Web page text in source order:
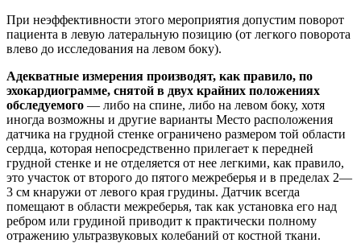
При неэффективности этого мероприятия допустим поворот
пациента в левую латеральную позицию (от легкого поворота
влево до исследования на левом боку).
Адекватные измерения производят, как правило, по
эхокардиограмме, снятой в двух крайних положениях
обследуемого — либо на спине, либо на левом боку, хотя
иногда возможны и другие варианты Место расположения
датчика на грудной стенке ограничено размером той области
сердца, которая непосредственно прилегает к передней
грудной стенке и не отделяется от нее легкими, как правило,
это участок от второго до пятого межреберья и в пределах 2—
3 см кнаружи от левого края грудины. Датчик всегда
помещают в области межреберья, так как установка его над
ребром или грудиной приводит к практически полному
отражению ультразвуковых колебаний от костной ткани.